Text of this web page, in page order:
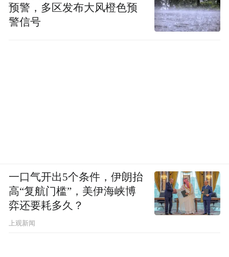
预警，多区发布大风橙色预
警信号
一口气开出5个条件，伊朗抬
高“复航门槛”，美伊海峡博
弈还要耗多久？
上观新闻